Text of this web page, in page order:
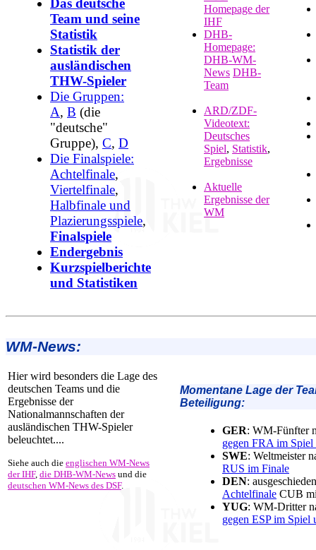
Das deutsche
Team und seine
Statistik
Statistik der
ausländischen
THW-Spieler
Die Gruppen:
A, B (die
"deutsche"
Gruppe), C, D
Die Finalspiele:
Achtelfinale,
Viertelfinale,
Halbfinale und
Plazierungsspiele,
Finalspiele
Endergebnis
Kurzspielberichte
und Statistiken
Homepage der
IHF
DHB-
Homepage:
DHB-WM-
News DHB-
Team
ARD/ZDF-
Videotext:
Deutsches
Spiel, Statistik,
Ergebnisse
Aktuelle
Ergebnisse der
WM
WM-News:
Hier wird besonders die Lage des
deutschen Teams und die
Ergebnisse der
Nationalmannschaften der
ausländischen THW-Spieler
beleuchtet....
Siehe auch die englischen WM-News
der IHF, die DHB-WM-News und die
deutschen WM-News des DSF.
Momentane Lage der
Beteiligung:
GER: WM-Fünfter
gegen FRA im Spiel
SWE: Weltmeister
RUS im Finale
DEN:
Achtelfinale CUB
YUG: WM-Dritter
gegen ESP im Spiel